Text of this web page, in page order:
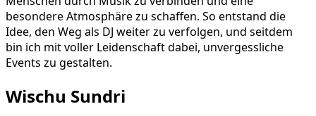
besondere Atmosphäre zu schaffen. So entstand die
Idee, den Weg als DJ weiter zu verfolgen, und seitdem
bin ich mit voller Leidenschaft dabei, unvergessliche
Events zu gestalten.
Wischu Sundri